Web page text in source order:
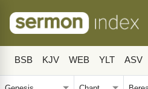
BSB KJV WEB YLT ASV